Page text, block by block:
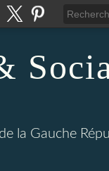
la Gauche